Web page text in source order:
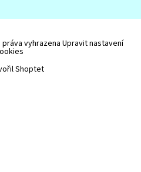
vyhrazena Upravit nastavení
Shoptet